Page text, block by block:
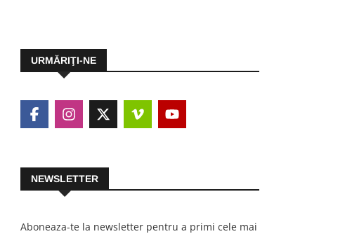
URMĂRIŢI-NE
NEWSLETTER
Aboneaza-te la newsletter pentru a primi cele mai